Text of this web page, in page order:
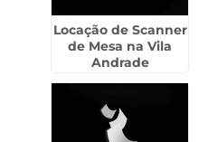
Locação de Scanner
de Mesa na Vila
Andrade